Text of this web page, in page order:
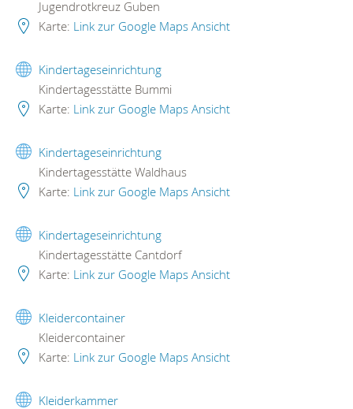
Jugendrotkreuz Guben
Karte: Link zur Google Maps Ansicht
Kindertageseinrichtung
Kindertagesstätte Bummi
Karte: Link zur Google Maps Ansicht
Kindertageseinrichtung
Kindertagesstätte Waldhaus
Karte: Link zur Google Maps Ansicht
Kindertageseinrichtung
Kindertagesstätte Cantdorf
Karte: Link zur Google Maps Ansicht
Kleidercontainer
Kleidercontainer
Karte: Link zur Google Maps Ansicht
Kleiderkammer